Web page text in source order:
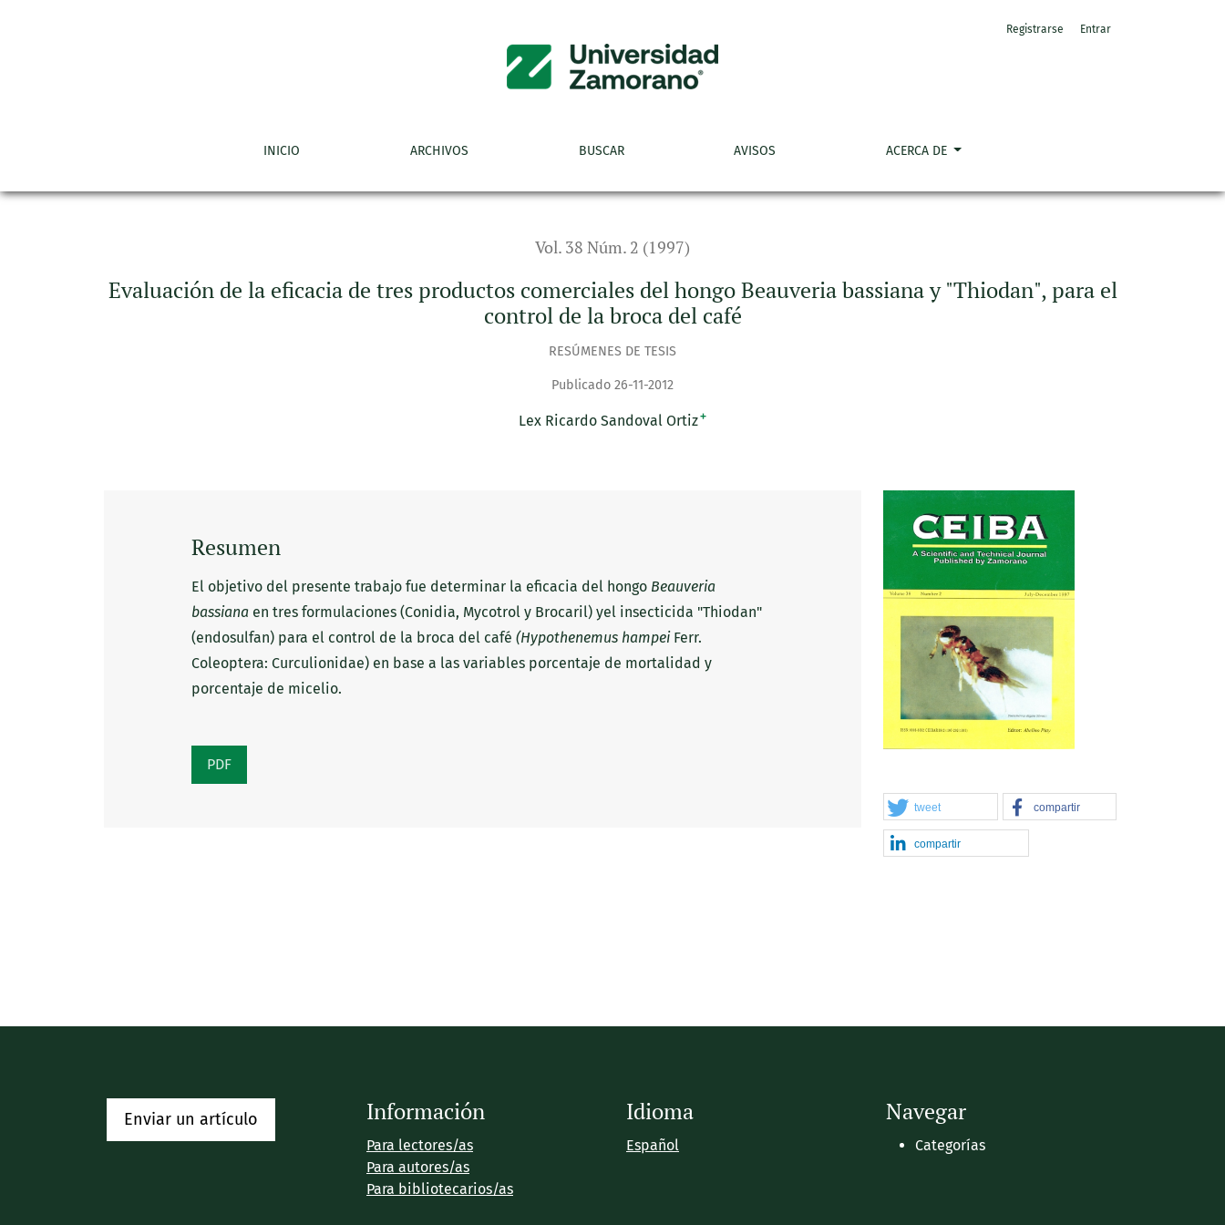
INICIO ARCHIVOS BUSCAR AVISOS ACERCA DE
Registrarse Entrar
Vol. 38 Núm. 2 (1997)
Evaluación de la eficacia de tres productos comerciales del hongo Beauveria bassiana y "Thiodan", para el
control de la broca del café
RESÚMENES DE TESIS
Publicado 26-11-2012
Lex Ricardo Sandoval Ortiz+
tweet compartir
compartir
Resumen
El objetivo del presente trabajo fue determinar la eficacia del hongo Beauveria
bassiana en tres formulaciones (Conidia, Mycotrol y Brocaril) yel insecticida "Thiodan"
(endosulfan) para el control de la broca del café (Hypothenemus hampei Ferr.
Coleoptera: Curculionidae) en base a las variables porcentaje de mortalidad y
porcentaje de micelio.
PDF
Enviar un artículo Información
Para lectores/as
Para autores/as
Para bibliotecarios/as
Idioma
Español
Navegar
Categorías